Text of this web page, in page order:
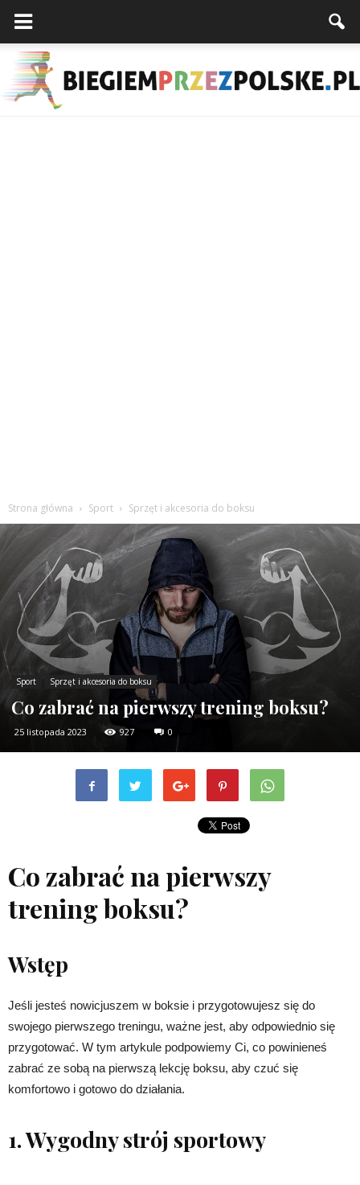
Strona główna Sport Sprzęt i akcesoria do boksu
Sport Sprzęt i akcesoria do boksu
Co zabrać na pierwszy trening boksu?
25 listopada 2023 927 0
Co zabrać na pierwszy
trening boksu?
Wstęp
Jeśli jesteś nowicjuszem w boksie i przygotowujesz się do
swojego pierwszego treningu, ważne jest, aby odpowiednio się
przygotować. W tym artykule podpowiemy Ci, co powinieneś
zabrać ze sobą na pierwszą lekcję boksu, aby czuć się
komfortowo i gotowo do działania.
1. Wygodny strój sportowy